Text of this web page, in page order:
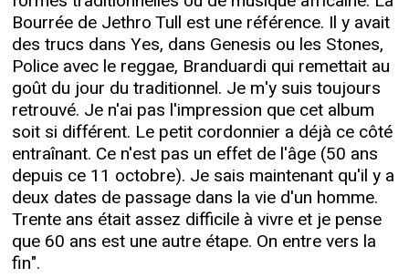
Bourrée de Jethro Tull est une référence. Il y avait
des trucs dans Yes, dans Genesis ou les Stones,
Police avec le reggae, Branduardi qui remettait au
goût du jour du traditionnel. Je m'y suis toujours
retrouvé. Je n'ai pas l'impression que cet album
soit si différent. Le petit cordonnier a déjà ce côté
entraînant. Ce n'est pas un effet de l'âge (50 ans
depuis ce 11 octobre). Je sais maintenant qu'il y a
deux dates de passage dans la vie d'un homme.
Trente ans était assez difficile à vivre et je pense
que 60 ans est une autre étape. On entre vers la
fin".